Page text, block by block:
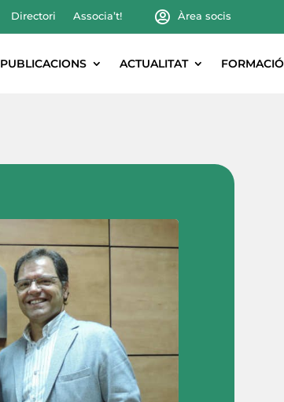
Directori Associa’t! Àrea socis
PUBLICACIONS ACTUALITAT FORMACIÓ